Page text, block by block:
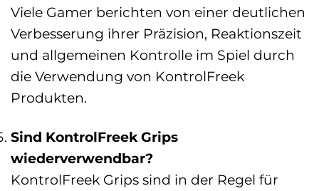
Viele Gamer berichten von einer deutlichen
Verbesserung ihrer Präzision, Reaktionszeit
und allgemeinen Kontrolle im Spiel durch
die Verwendung von KontrolFreek
Produkten.
Sind KontrolFreek Grips
wiederverwendbar?
KontrolFreek Grips sind in der Regel für